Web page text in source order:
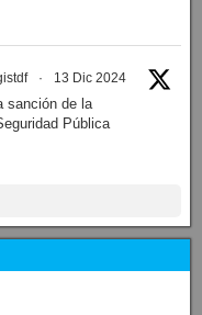
por la prensa
· 14 Dic 2024
ordinaria de la
en el siguiente
· 13 Dic 2024
orden del día de la